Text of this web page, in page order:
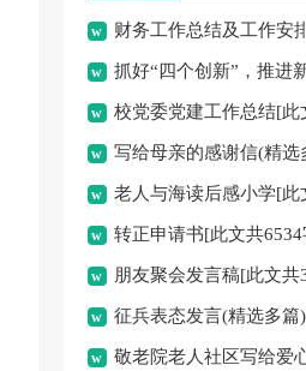
财务工作总结及工作安
抓好“四个创新”，推进
会(精选多篇)[此文共12014
校党委党建工作总结[此
写给母亲的感谢信(精选
字] 老人与海读后感小学[此
转正申请书[此文共6534
朋友聚会发言稿[此文共
征兵表态发言(精选多篇
敬老院老人社区写给爱